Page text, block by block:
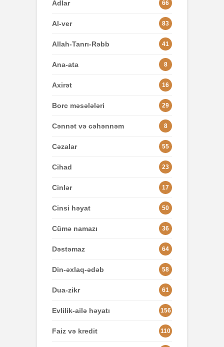
Adlar 66
Al-ver 83
Allah-Tanrı-Rəbb 41
Ana-ata 8
Axirət 16
Borc məsələləri 29
Cənnət və cəhənnəm 8
Cəzalar 55
Cihad 23
Cinlər 17
Cinsi həyat 50
Cümə namazı 36
Dəstəmaz 64
Din-əxlaq-ədəb 58
Dua-zikr 61
Evlilik-ailə həyatı 156
Faiz və kredit 110